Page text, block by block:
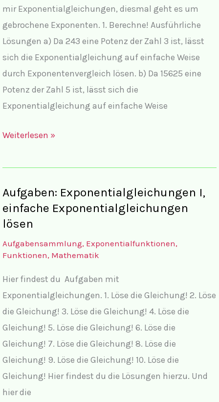
mir Exponentialgleichungen, diesmal geht es um
gebrochene Exponenten. 1. Berechne! Ausführliche
Lösungen a) Da 243 eine Potenz der Zahl 3 ist, lässt
sich die Exponentialgleichung auf einfache Weise
durch Exponentenvergleich lösen. b) Da 15625 eine
Potenz der Zahl 5 ist, lässt sich die
Exponentialgleichung auf einfache Weise
Lösungen
III
gebrochenem
Exponenten
komplettem
Weiterlesen »
Aufgaben: Exponentialgleichungen I,
einfache Exponentialgleichungen
lösen
Aufgabensammlung, Exponentialfunktionen,
Funktionen, Mathematik
Hier findest du Aufgaben mit
Exponentialgleichungen. 1. Löse die Gleichung! 2. Löse
die Gleichung! 3. Löse die Gleichung! 4. Löse die
Gleichung! 5. Löse die Gleichung! 6. Löse die
Gleichung! 7. Löse die Gleichung! 8. Löse die
Gleichung! 9. Löse die Gleichung! 10. Löse die
Gleichung! Hier findest du die Lösungen hierzu. Und
hier die